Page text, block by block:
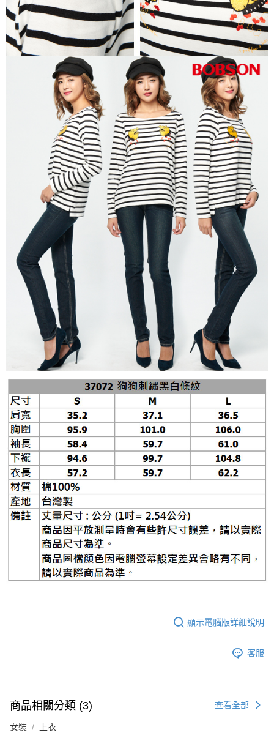
顯示電腦版詳細說明
客服
商品相關分類 (3) 查看全部
女裝 上衣